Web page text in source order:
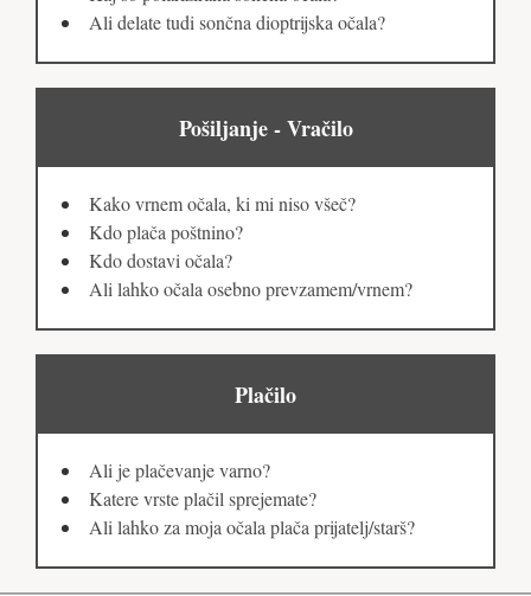
Ali delate tudi sončna dioptrijska očala?
Pošiljanje - Vračilo
Kako vrnem očala, ki mi niso všeč?
Kdo plača poštnino?
Kdo dostavi očala?
Ali lahko očala osebno prevzamem/vrnem?
Plačilo
Ali je plačevanje varno?
Katere vrste plačil sprejemate?
Ali lahko za moja očala plača prijatelj/starš?